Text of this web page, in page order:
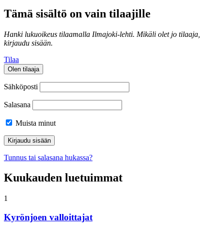
Tämä sisältö on vain tilaajille
Hanki lukuoikeus tilaamalla Ilmajoki-lehti. Mikäli olet jo tilaaja,
kirjaudu sisään.
Tilaa
Olen tilaaja
Sähköposti
Salasana
Muista minut
Tunnus tai salasana hukassa?
Kuukauden luetuimmat
1
Kyrönjoen valloittajat